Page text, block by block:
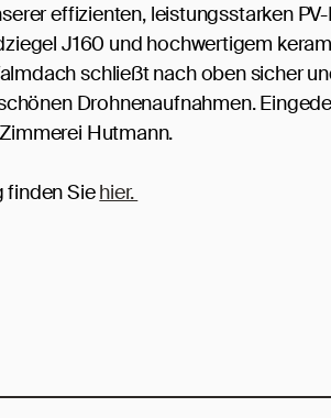
effizienten, leistungsstarken
J160 und hochwertigem
schließt nach oben sicher
Drohnenaufnahmen.
Hutmann.
finden Siehier.